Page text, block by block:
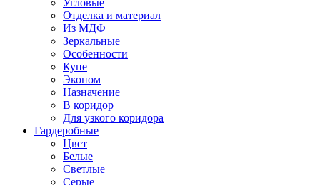
Угловые
Отделка и материал
Из МДФ
Зеркальные
Особенности
Купе
Эконом
Назначение
В коридор
Для узкого коридора
Гардеробные
Цвет
Белые
Светлые
Серые